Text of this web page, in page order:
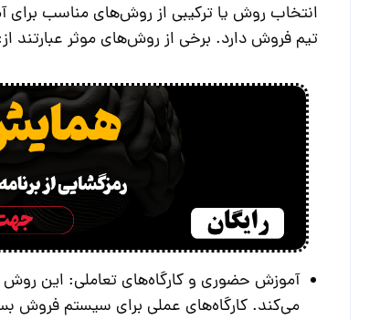
انتخاب روش یا ترکیبی از روش‌های مناسب برای
تیم فروش دارد. برخی از روش‌های موثر عبارتند
آموزش حضوری و کارگاه‌های تعاملی: این روش
می‌کند. کارگاه‌های عملی برای سیستم فروش